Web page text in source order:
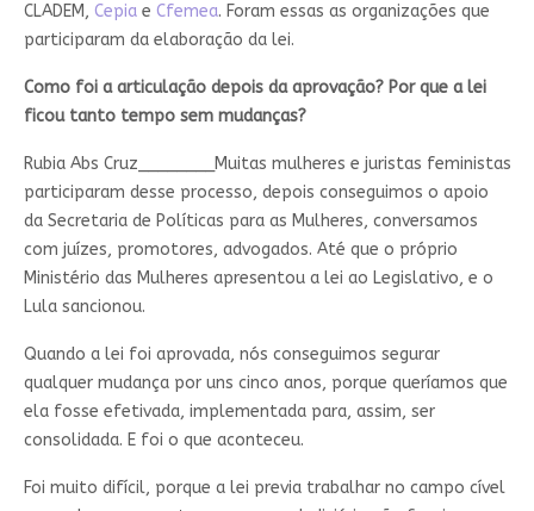
CLADEM, Cepia e Cfemea. Foram essas as organizações que
participaram da elaboração da lei.
Como foi a articulação depois da aprovação? Por que a lei
ficou tanto tempo sem mudanças?
Rubia Abs Cruz________
Muitas mulheres e juristas feministas
participaram desse processo, depois conseguimos o apoio
da Secretaria de Políticas para as Mulheres, conversamos
com juízes, promotores, advogados. Até que o próprio
Ministério das Mulheres apresentou a lei ao Legislativo, e o
Lula sancionou.
Quando a lei foi aprovada, nós conseguimos segurar
qualquer mudança por uns cinco anos, porque queríamos que
ela fosse efetivada, implementada para, assim, ser
consolidada. E foi o que aconteceu.
Foi muito difícil, porque a lei previa trabalhar no campo cível